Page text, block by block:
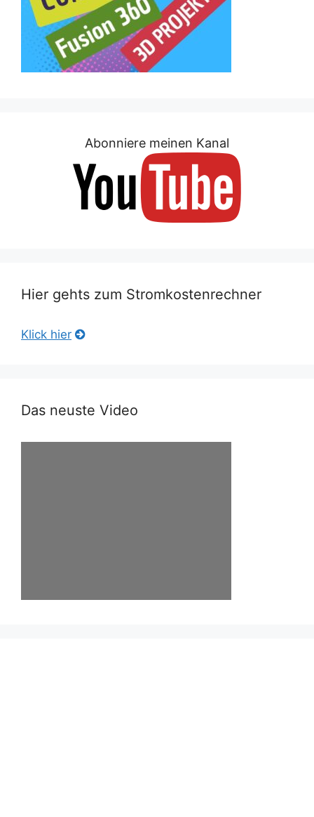
Abonniere meinen Kanal
Hier gehts zum Stromkostenrechner
Klick hier
Das neuste Video